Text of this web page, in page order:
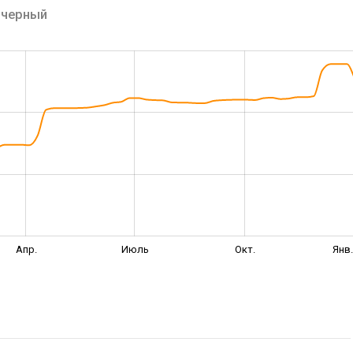
черный
Апр. Июль Окт.